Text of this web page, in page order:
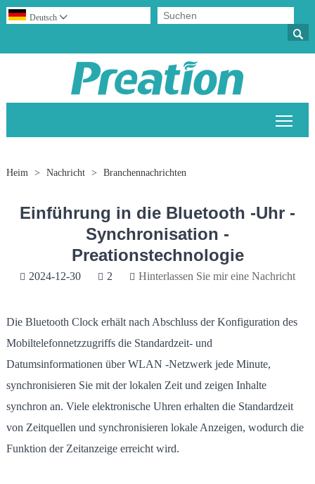

Deutsch 
Heim > Nachricht > Branchennachrichten
Einführung in die Bluetooth -Uhr -
Synchronisation -
Preationstechnologie
2024-12-30 2 Hinterlassen Sie mir eine Nachricht
Die Bluetooth Clock erhält nach Abschluss der Konfiguration des
Mobiltelefonnetzzugriffs die Standardzeit- und
Datumsinformationen über WLAN -Netzwerk jede Minute,
synchronisieren Sie mit der lokalen Zeit und zeigen Inhalte
synchron an. Viele elektronische Uhren erhalten die Standardzeit
von Zeitquellen und synchronisieren lokale Anzeigen, wodurch die
Funktion der Zeitanzeige erreicht wird.